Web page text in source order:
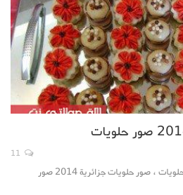
، صور حلويات جزائرية 2014 صور حلويات ، صور حلويات جزائرية 2014 صور